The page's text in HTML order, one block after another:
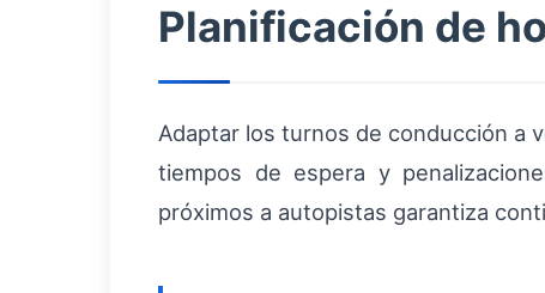
Planificación de
Adaptar los turnos de conducción a
tiempos de espera y
próximos a autopistas garantiza